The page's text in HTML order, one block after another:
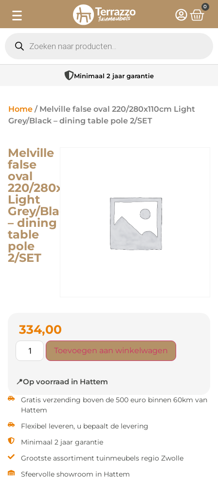
0
Minimaal 2 jaar garantie
Home / Melville false oval 220/280x110cm Light
Grey/Black – dining table pole 2/SET
Melville
false
oval
220/280x110cm
Light
Grey/Black
– dining
table
pole
2/SET
334,00
Toevoegen aan winkelwagen
📍Op voorraad in Hattem
Gratis verzending boven de 500 euro binnen 60km van
Hattem
Flexibel leveren, u bepaalt de levering
Minimaal 2 jaar garantie
Grootste assortiment tuinmeubels regio Zwolle
Sfeervolle showroom in Hattem